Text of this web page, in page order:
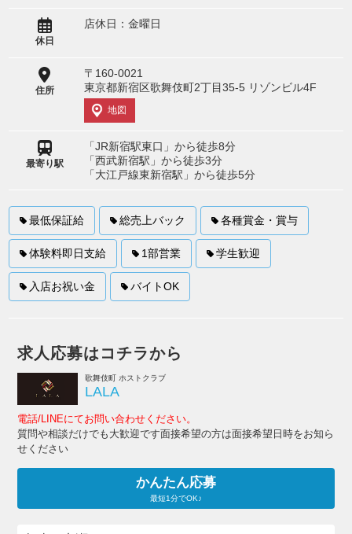
休日
店休日：金曜日
住所
〒160-0021
東京都新宿区歌舞伎町2丁目35-5 リゾンビル4F
地図
最寄り駅
「JR新宿駅東口」から徒歩8分
「西武新宿駅」から徒歩3分
「大江戸線東新宿駅」から徒歩5分
最低保証給 総売上バック 各種賞金・賞与
体験料即日支給 1部営業 学生歓迎
入店お祝い金 バイトOK
求人応募はコチラから
歌舞伎町 ホストクラブ
LALA
電話/LINEにてお問い合わせください。
質問や相談だけでも大歓迎です面接希望の方は面接希望日時をお知ら
せください
かんたん応募
最短1分でOK♪